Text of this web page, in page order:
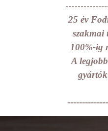
25 év
szakmai
100%-ig
A